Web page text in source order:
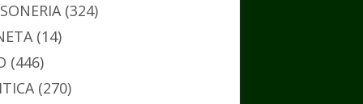
(324)
(14)
(446)
(270)